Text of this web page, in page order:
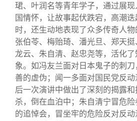
珺、叶润名等青年学子，通过展
国情怀，让故事起伏跌宕，高潮迭
时，还生动地表现了众多传奇人物
张伯苓、梅贻琦、潘光旦、郑天挺
龙云、朱自清、赵忠尧等，活化
象。如冯友兰面对日本鬼子的刺
善的虚伪；闻一多面对国民党反
后一次演讲中做出了深刻的揭露
杀，倒在血泊中；朱自清宁冒危
的追悼会，冒坐牢的危险反对反